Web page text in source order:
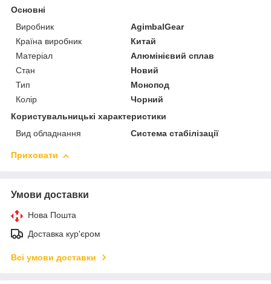
Основні
Виробник
AgimbalGear
Країна виробник
Китай
Матеріал
Алюмінієвий сплав
Стан
Новий
Тип
Монопод
Колір
Чорний
Користувальницькі характеристики
Вид обладнання
Система стабілізації
Приховати
Умови доставки
Нова Пошта
Доставка кур'єром
Всі умови доставки